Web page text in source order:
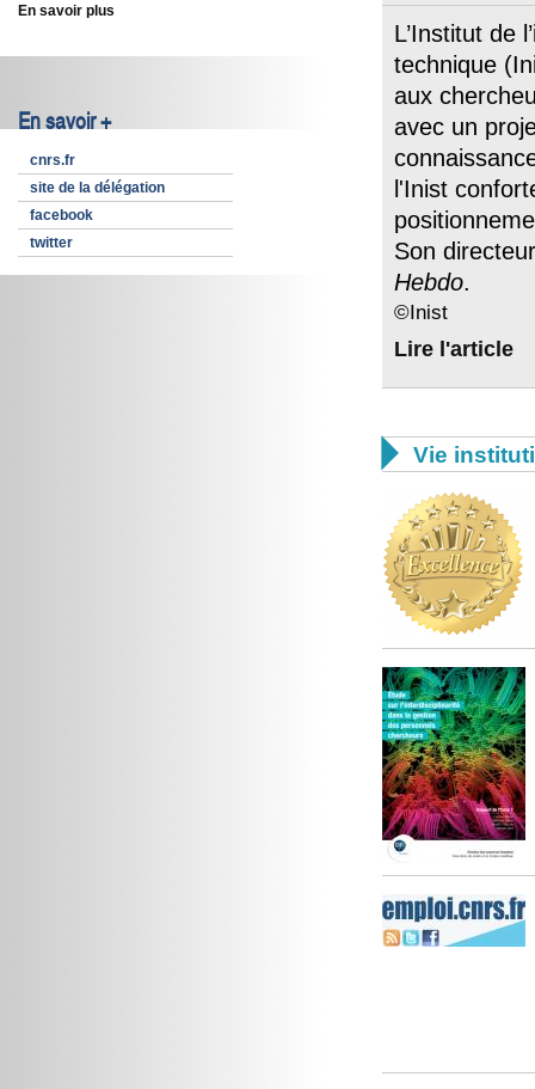
En savoir plus
En savoir +
cnrs.fr
site de la délégation
facebook
twitter
L’Institut de
technique
aux
avec un
l'Inist
Son
Hebdo.
©Inist
Lire l'article
 Vie